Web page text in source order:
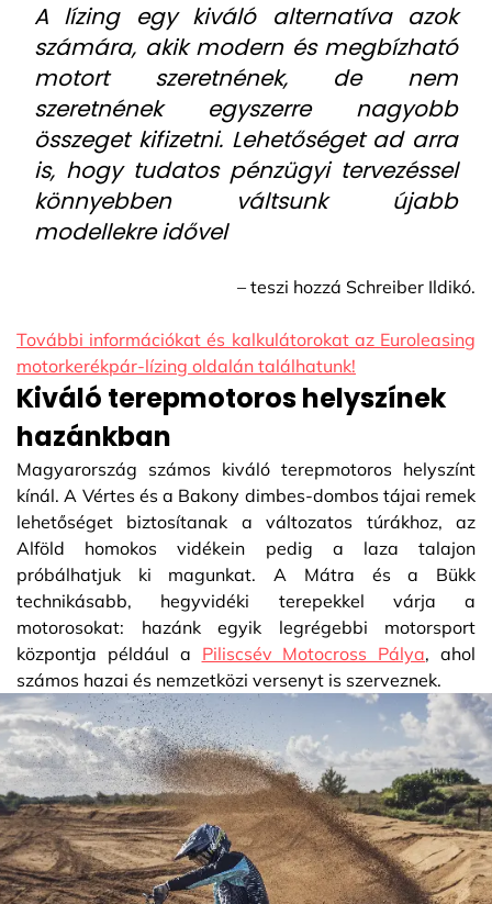
A lízing egy kiváló alternatíva azok
számára, akik modern és megbízható
motort szeretnének, de nem
szeretnének egyszerre nagyobb
összeget kifizetni. Lehetőséget ad arra
is, hogy tudatos pénzügyi tervezéssel
könnyebben váltsunk újabb
modellekre idővel
– teszi hozzá Schreiber Ildikó.
További információkat és kalkulátorokat az Euroleasing
motorkerékpár-lízing oldalán találhatunk!
Kiváló terepmotoros helyszínek
hazánkban
Magyarország számos kiváló terepmotoros helyszínt
kínál. A Vértes és a Bakony dimbes-dombos tájai remek
lehetőséget biztosítanak a változatos túrákhoz, az
Alföld homokos vidékein pedig a laza talajon
próbálhatjuk ki magunkat. A Mátra és a Bükk
technikásabb, hegyvidéki terepekkel várja a
motorosokat: hazánk egyik legrégebbi motorsport
központja például a Piliscsév Motocross Pálya, ahol
számos hazai és nemzetközi versenyt is szerveznek.